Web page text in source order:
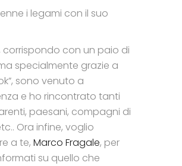
i legami con il suo
corrispondo con un paio di
specialmente grazie a
sono venuto a
e ho rincontrato tanti
paesani, compagni di
Ora infine, voglio
a te, Marco Fragale, per
su quello che